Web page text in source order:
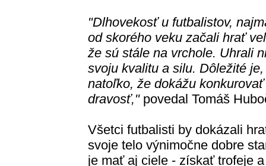
"Dlhovekosť u futbalistov,
od skorého veku začali hrať
že sú stále na vrchole. Uhrali
svoju kvalitu a silu. Dôležité
natoľko, že dokážu
dravosť," povedal Tomáš
Všetci futbalisti by dokázali
svoje telo výnimočne dobre
je mať aj ciele - získať trofeje